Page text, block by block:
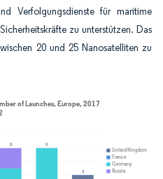
Verfolgungsdienste für maritime
zu unterstützen. Das
20 und 25 Nanosatelliten zu